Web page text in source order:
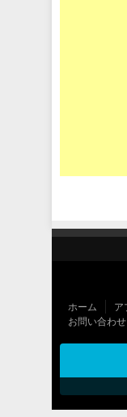
ホーム ア
お問い合わせ